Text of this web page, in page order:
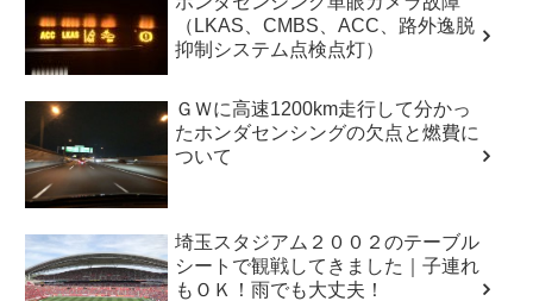
（LKAS、CMBS、ACC、路外逸脱
抑制システム点検点灯）
ＧＷに高速1200km走行して分かっ
たホンダセンシングの欠点と燃費に
ついて
埼玉スタジアム２００２のテーブル
シートで観戦してきました｜子連れ
もＯＫ！雨でも大丈夫！